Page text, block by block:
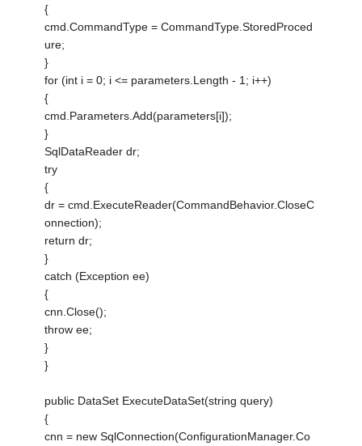
{
cmd.CommandType = CommandType.StoredProced
ure;
}
for (int i = 0; i <= parameters.Length - 1; i++)
{
cmd.Parameters.Add(parameters[i]);
}
SqlDataReader dr;
try
{
dr = cmd.ExecuteReader(CommandBehavior.CloseC
onnection);
return dr;
}
catch (Exception ee)
{
cnn.Close();
throw ee;
}
}
public DataSet ExecuteDataSet(string query)
{
cnn = new SqlConnection(ConfigurationManager.Co